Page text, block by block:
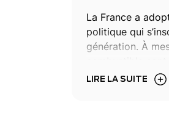
La France a
politique qui
génération. À
LIRE LA SUITE